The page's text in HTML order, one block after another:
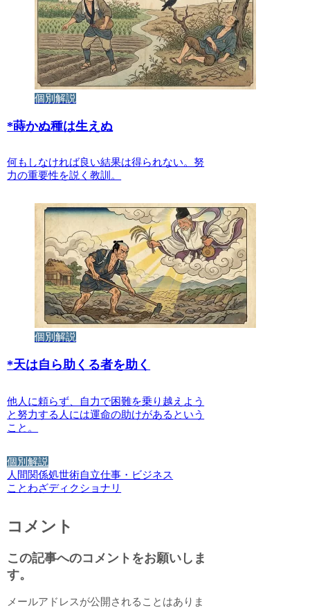
個別解説
*蒔かぬ種は生えぬ
何もしなければ良い結果は得られない。努
力の重要性を説く教訓。
個別解説
*天は自ら助くる者を助く
他人に頼らず、自力で困難を乗り越えよう
と努力する人には運命の助けがあるという
こと。
個別解説
人間関係処世術自立仕事・ビジネス
ことわざディクショナリ
コメント
この記事へのコメントをお願いしま
す。
メールアドレスが公開されることはありま